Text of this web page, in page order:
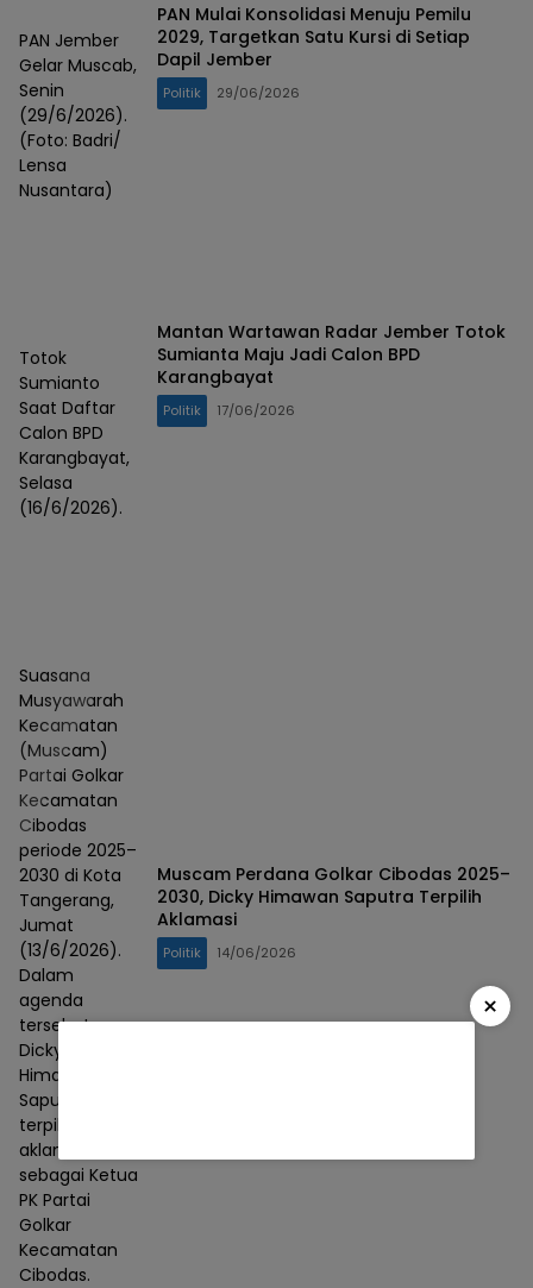
PAN Jember
Gelar Muscab,
Senin
(29/6/2026).
(Foto: Badri/
Lensa
Nusantara)
PAN Mulai Konsolidasi Menuju Pemilu
2029, Targetkan Satu Kursi di Setiap
Dapil Jember
Politik 29/06/2026
Totok
Sumianto
Saat Daftar
Calon BPD
Karangbayat,
Selasa
(16/6/2026).
Mantan Wartawan Radar Jember Totok
Sumianta Maju Jadi Calon BPD
Karangbayat
Politik 17/06/2026
Suasana
Musyawarah
Kecamatan
(Muscam)
Partai Golkar
Kecamatan
Cibodas
periode 2025–
2030 di Kota
Tangerang,
Jumat
(13/6/2026).
Dalam
agenda
tersebut,
Dicky
Himawan
Saputra
terpilih secara
aklamasi
sebagai Ketua
PK Partai
Golkar
Kecamatan
Cibodas.
Muscam Perdana Golkar Cibodas 2025–
2030, Dicky Himawan Saputra Terpilih
Aklamasi
Politik 14/06/2026
×